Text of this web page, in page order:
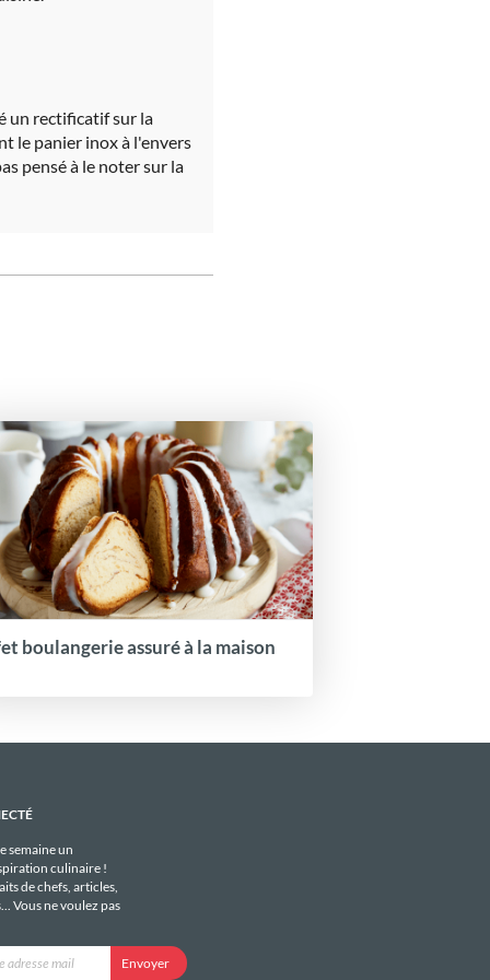
un rectificatif sur la
le panier inox à l'envers
pensé à le noter sur la
boulangerie assuré à la maison
semaine un
culinaire !
de chefs, articles,
Vous ne voulez pas